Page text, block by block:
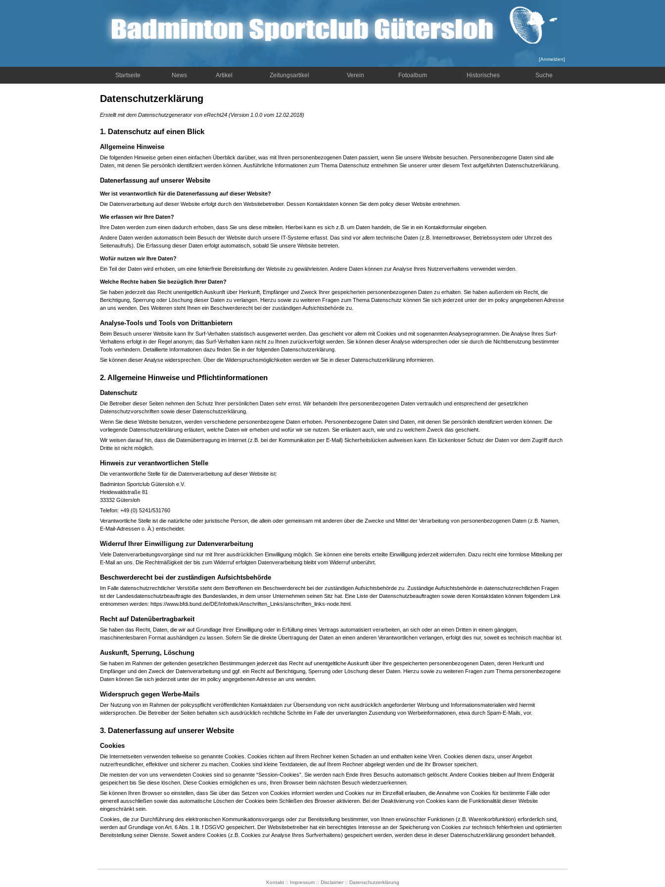
[Anmelden]
Startseite News Artikel Zeitungsartikel Verein Fotoalbum Historisches Suche
Datenschutzerklärung
Erstellt mit dem Datenschutzgenerator von eRecht24 (Version 1.0.0 vom 12.02.2018)
1. Datenschutz auf einen Blick
Allgemeine Hinweise
Die folgenden Hinweise geben einen einfachen Überblick darüber, was mit Ihren personenbezogenen Daten passiert, wenn Sie unsere Website besuchen. Personenbezogene Daten sind alle
Daten, mit denen Sie persönlich identifiziert werden können. Ausführliche Informationen zum Thema Datenschutz entnehmen Sie unserer unter diesem Text aufgeführten Datenschutzerklärung.
Datenerfassung auf unserer Website
Wer ist verantwortlich für die Datenerfassung auf dieser Website?
Die Datenverarbeitung auf dieser Website erfolgt durch den Websitebetreiber. Dessen Kontaktdaten können Sie dem policy dieser Website entnehmen.
Wie erfassen wir Ihre Daten?
Ihre Daten werden zum einen dadurch erhoben, dass Sie uns diese mitteilen. Hierbei kann es sich z.B. um Daten handeln, die Sie in ein Kontaktformular eingeben.
Andere Daten werden automatisch beim Besuch der Website durch unsere IT-Systeme erfasst. Das sind vor allem technische Daten (z.B. Internetbrowser, Betriebssystem oder Uhrzeit des
Seitenaufrufs). Die Erfassung dieser Daten erfolgt automatisch, sobald Sie unsere Website betreten.
Wofür nutzen wir Ihre Daten?
Ein Teil der Daten wird erhoben, um eine fehlerfreie Bereitstellung der Website zu gewährleisten. Andere Daten können zur Analyse Ihres Nutzerverhaltens verwendet werden.
Welche Rechte haben Sie bezüglich Ihrer Daten?
Sie haben jederzeit das Recht unentgeltlich Auskunft über Herkunft, Empfänger und Zweck Ihrer gespeicherten personenbezogenen Daten zu erhalten. Sie haben außerdem ein Recht, die
Berichtigung, Sperrung oder Löschung dieser Daten zu verlangen. Hierzu sowie zu weiteren Fragen zum Thema Datenschutz können Sie sich jederzeit unter der im policy angegebenen Adresse
an uns wenden. Des Weiteren steht Ihnen ein Beschwerderecht bei der zuständigen Aufsichtsbehörde zu.
Analyse-Tools und Tools von Drittanbietern
Beim Besuch unserer Website kann Ihr Surf-Verhalten statistisch ausgewertet werden. Das geschieht vor allem mit Cookies und mit sogenannten Analyseprogrammen. Die Analyse Ihres Surf-
Verhaltens erfolgt in der Regel anonym; das Surf-Verhalten kann nicht zu Ihnen zurückverfolgt werden. Sie können dieser Analyse widersprechen oder sie durch die Nichtbenutzung bestimmter
Tools verhindern. Detaillierte Informationen dazu finden Sie in der folgenden Datenschutzerklärung.
Sie können dieser Analyse widersprechen. Über die Widerspruchsmöglichkeiten werden wir Sie in dieser Datenschutzerklärung informieren.
2. Allgemeine Hinweise und Pflichtinformationen
Datenschutz
Die Betreiber dieser Seiten nehmen den Schutz Ihrer persönlichen Daten sehr ernst. Wir behandeln Ihre personenbezogenen Daten vertraulich und entsprechend der gesetzlichen
Datenschutzvorschriften sowie dieser Datenschutzerklärung.
Wenn Sie diese Website benutzen, werden verschiedene personenbezogene Daten erhoben. Personenbezogene Daten sind Daten, mit denen Sie persönlich identifiziert werden können. Die
vorliegende Datenschutzerklärung erläutert, welche Daten wir erheben und wofür wir sie nutzen. Sie erläutert auch, wie und zu welchem Zweck das geschieht.
Wir weisen darauf hin, dass die Datenübertragung im Internet (z.B. bei der Kommunikation per E-Mail) Sicherheitslücken aufweisen kann. Ein lückenloser Schutz der Daten vor dem Zugriff durch
Dritte ist nicht möglich.
Hinweis zur verantwortlichen Stelle
Die verantwortliche Stelle für die Datenverarbeitung auf dieser Website ist:
Badminton Sportclub Gütersloh e.V.
Heidewaldstraße 81
33332 Gütersloh
Telefon: +49 (0) 5241/531760
Verantwortliche Stelle ist die natürliche oder juristische Person, die allein oder gemeinsam mit anderen über die Zwecke und Mittel der Verarbeitung von personenbezogenen Daten (z.B. Namen,
E-Mail-Adressen o. Ä.) entscheidet.
Widerruf Ihrer Einwilligung zur Datenverarbeitung
Viele Datenverarbeitungsvorgänge sind nur mit Ihrer ausdrücklichen Einwilligung möglich. Sie können eine bereits erteilte Einwilligung jederzeit widerrufen. Dazu reicht eine formlose Mitteilung per
E-Mail an uns. Die Rechtmäßigkeit der bis zum Widerruf erfolgten Datenverarbeitung bleibt vom Widerruf unberührt.
Beschwerderecht bei der zuständigen Aufsichtsbehörde
Im Falle datenschutzrechtlicher Verstöße steht dem Betroffenen ein Beschwerderecht bei der zuständigen Aufsichtsbehörde zu. Zuständige Aufsichtsbehörde in datenschutzrechtlichen Fragen
ist der Landesdatenschutzbeauftragte des Bundeslandes, in dem unser Unternehmen seinen Sitz hat. Eine Liste der Datenschutzbeauftragten sowie deren Kontaktdaten können folgendem Link
entnommen werden: https://www.bfdi.bund.de/DE/Infothek/Anschriften_Links/anschriften_links-node.html.
Recht auf Datenübertragbarkeit
Sie haben das Recht, Daten, die wir auf Grundlage Ihrer Einwilligung oder in Erfüllung eines Vertrags automatisiert verarbeiten, an sich oder an einen Dritten in einem gängigen,
maschinenlesbaren Format aushändigen zu lassen. Sofern Sie die direkte Übertragung der Daten an einen anderen Verantwortlichen verlangen, erfolgt dies nur, soweit es technisch machbar ist.
Auskunft, Sperrung, Löschung
Sie haben im Rahmen der geltenden gesetzlichen Bestimmungen jederzeit das Recht auf unentgeltliche Auskunft über Ihre gespeicherten personenbezogenen Daten, deren Herkunft und
Empfänger und den Zweck der Datenverarbeitung und ggf. ein Recht auf Berichtigung, Sperrung oder Löschung dieser Daten. Hierzu sowie zu weiteren Fragen zum Thema personenbezogene
Daten können Sie sich jederzeit unter der im policy angegebenen Adresse an uns wenden.
Widerspruch gegen Werbe-Mails
Der Nutzung von im Rahmen der policyspflicht veröffentlichten Kontaktdaten zur Übersendung von nicht ausdrücklich angeforderter Werbung und Informationsmaterialien wird hiermit
widersprochen. Die Betreiber der Seiten behalten sich ausdrücklich rechtliche Schritte im Falle der unverlangten Zusendung von Werbeinformationen, etwa durch Spam-E-Mails, vor.
3. Datenerfassung auf unserer Website
Cookies
Die Internetseiten verwenden teilweise so genannte Cookies. Cookies richten auf Ihrem Rechner keinen Schaden an und enthalten keine Viren. Cookies dienen dazu, unser Angebot
nutzerfreundlicher, effektiver und sicherer zu machen. Cookies sind kleine Textdateien, die auf Ihrem Rechner abgelegt werden und die Ihr Browser speichert.
Die meisten der von uns verwendeten Cookies sind so genannte “Session-Cookies”. Sie werden nach Ende Ihres Besuchs automatisch gelöscht. Andere Cookies bleiben auf Ihrem Endgerät
gespeichert bis Sie diese löschen. Diese Cookies ermöglichen es uns, Ihren Browser beim nächsten Besuch wiederzuerkennen.
Sie können Ihren Browser so einstellen, dass Sie über das Setzen von Cookies informiert werden und Cookies nur im Einzelfall erlauben, die Annahme von Cookies für bestimmte Fälle oder
generell ausschließen sowie das automatische Löschen der Cookies beim Schließen des Browser aktivieren. Bei der Deaktivierung von Cookies kann die Funktionalität dieser Website
eingeschränkt sein.
Cookies, die zur Durchführung des elektronischen Kommunikationsvorgangs oder zur Bereitstellung bestimmter, von Ihnen erwünschter Funktionen (z.B. Warenkorbfunktion) erforderlich sind,
werden auf Grundlage von Art. 6 Abs. 1 lit. f DSGVO gespeichert. Der Websitebetreiber hat ein berechtigtes Interesse an der Speicherung von Cookies zur technisch fehlerfreien und optimierten
Bereitstellung seiner Dienste. Soweit andere Cookies (z.B. Cookies zur Analyse Ihres Surfverhaltens) gespeichert werden, werden diese in dieser Datenschutzerklärung gesondert behandelt.
Kontakt:: Impressum:: Disclaimer:: Datenschutzerklärung